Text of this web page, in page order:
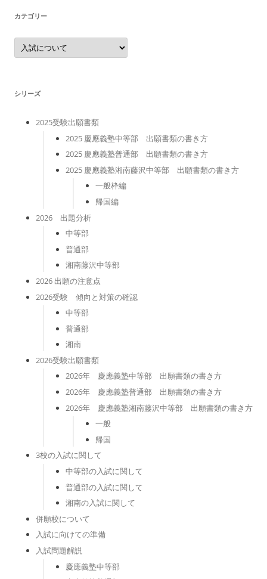
カテゴリー
カ
テ
ゴ
シリーズ
2025受験出願書類
2025 慶應義塾中等部 出願書類の書き方
2025 慶應義塾普通部 出願書類の書き方
2025 慶應義塾湘南藤沢中等部 出願書類の書き方
一般枠編
帰国編
2026 出題分析
中等部
普通部
湘南藤沢中等部
2026 出願の注意点
2026受験 傾向と対策の確認
中等部
普通部
湘南
2026受験出願書類
2026年 慶應義塾中等部 出願書類の書き方
2026年 慶應義塾普通部 出願書類の書き方
2026年 慶應義塾湘南藤沢中等部 出願書類の書き方
一般
帰国
3校の入試に関して
中等部の入試に関して
普通部の入試に関して
湘南の入試に関して
併願校について
入試に向けての準備
入試問題解説
慶應義塾中等部